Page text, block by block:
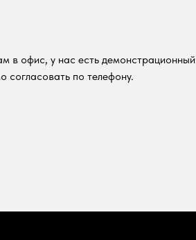
в офис, у нас есть демонстрационный
согласовать по телефону.